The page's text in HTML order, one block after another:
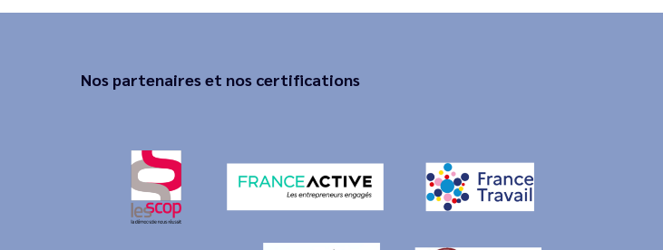
Nos partenaires et nos certifications